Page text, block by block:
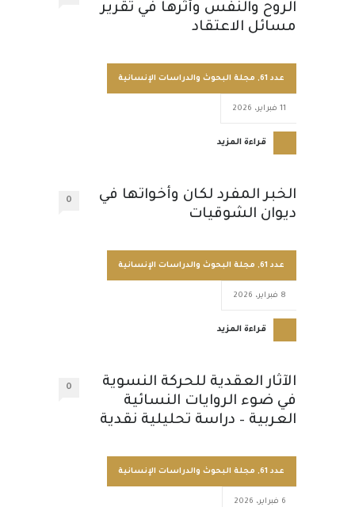
الروح والنفس وأثرها في تقرير
مسائل الاعتقاد
عدد 61 , مجلة البحوث والدراسات الإنسانية
11 فبراير، 2026
قراءة المزيد
الخبر المفرد لكان وأخواتها في
ديوان الشوقيات
0
عدد 61 , مجلة البحوث والدراسات الإنسانية
8 فبراير، 2026
قراءة المزيد
الآثار العقدية للحركة النسوية
في ضوء الروايات النسائية
العربية – دراسة تحليلية نقدية
0
عدد 61 , مجلة البحوث والدراسات الإنسانية
6 فبراير، 2026